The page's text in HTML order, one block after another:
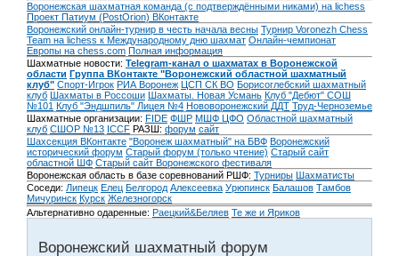
Воронежская шахматная команда (с подтверждёнными никами) на lichess
Проект Патиум (PostOrion) ВКонтакте
Воронежский онлайн-турнир в честь начала весны Турнир Voronezh Chess
Team на lichess к Международному дню шахмат Онлайн-чемпионат
Европы на chess.com Полная информация
Шахматные новости: Telegram-канал о шахматах в Воронежской
области Группа ВКонтакте "Воронежский областной шахматный
клуб" Спорт-Игрок РИА Воронеж ЦСП СК ВО Борисоглебский шахматный
клуб Шахматы в Россоши Шахматы. Новая Усмань Клуб "Дебют" СОШ
№101 Клуб "Эндшпиль" Лицея №4 Нововоронежский ДДТ Труд-Черноземье
Шахматные организации: FIDE ФШР МШФ ЦФО Областной шахматный
клуб СШОР №13 ICCF РАЗШ: форум сайт
Шахсекция ВКонтакте "Воронеж шахматный" на БВФ Воронежский
исторический форум Cтарый форум (только чтение) Старый сайт
областной ШФ Старый сайт Воронежского фестиваля
Воронежская область в базе соревнований РШФ: Турниры Шахматисты
Соседи: Липецк Елец Белгород Алексеевка Урюпинск Балашов Тамбов
Мичуринск Курск Железногорск
Альтернативно одаренные: Раецкий&Беляев Те же и Яриков
Воронежский шахматный форум